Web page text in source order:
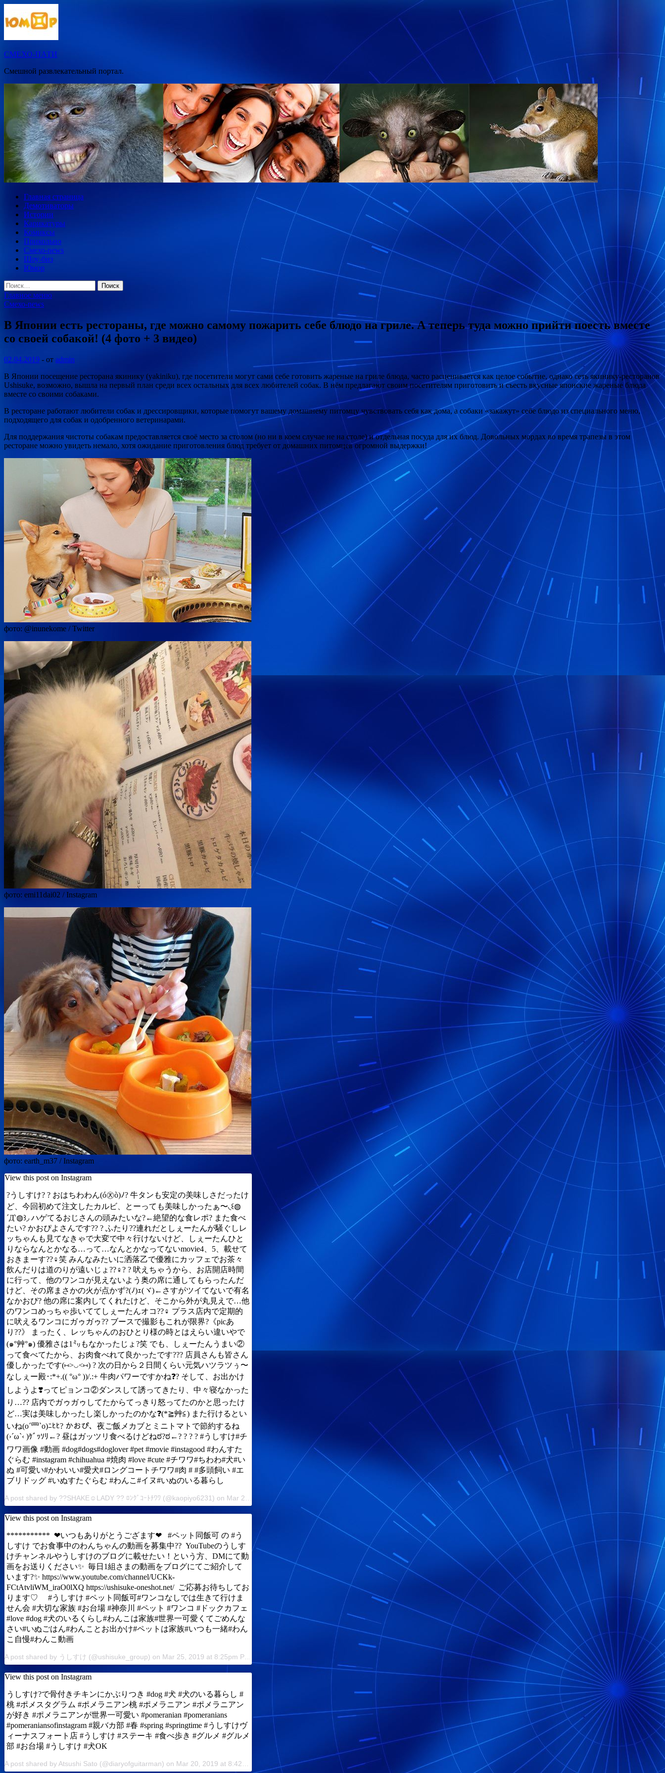
к
содержимому
СМЕХО-ПАТИ
Смешной развлекательный портал.
Главная страница
Демотиваторы
Истории
Карикатуры
Комиксы
Прикольно
Смехо-news
Шоу-биз
Юмор
Найти:
Главное меню
Смехо-news
В Японии есть рестораны, где можно самому пожарить себе блюдо на гриле. А теперь туда можно прийти поесть вместе
со своей собакой! (4 фото + 3 видео)
02.04.2019 - от admin
В Японии посещение ресторана якинику (yakiniku), где посетители могут сами себе готовить жареные на гриле блюда, часто расценивается как целое событие, однако сеть якинику-ресторанов
Ushisuke, возможно, вышла на первый план среди всех остальных для всех любителей собак. В нём предлагают своим посетителям приготовить и съесть вкусные японские жареные блюда
вместе со своими собаками.
В ресторане работают любители собак и дрессировщики, которые помогут вашему домашнему питомцу чувствовать себя как дома, а собаки «закажут» себе блюдо из специального меню,
подходящего для собак и одобренного ветеринарами.
Для поддержания чистоты собакам предоставляется своё место за столом (но ни в коем случае не на столе) и отдельная посуда для их блюд. Довольных мордах во время трапезы в этом
ресторане можно увидеть немало, хотя ожидание приготовления блюд требует от домашних питомцев огромной выдержки!
фото: @inunekome / Twitter
фото: emi11dai02 / Instagram
фото: earth_m37 / Instagram
View this post on Instagram
?うしすけ? ? おはちわわん(ó㉨ò)ﾉ? 牛タンも安定の美味しさだったけ
ど、今回初めて注文したカルビ、とーっても美味しかったぁ〜◟꒰◍
´Д‵◍꒱◞ ハゲてるおじさんの頭みたいな?←絶望的な食レポ? また食べ
たい? かおぴよさんです?? ? ふたり??連れだとしぇーたんが騒ぐしレ
ッちゃんも見てなきゃで大変で中々行けないけど、しぇーたんひと
りならなんとかなる…って…なんとかなってないmovie4、5、載せて
おきまーす??‍♀️笑 みんなみたいに洒落乙で優雅にカッフェでお茶々
飲んだりは道のりが遠いじょ??‍♀️? ? 吠えちゃうから、お店開店時間
に行って、他のワンコが見えないよう奥の席に通してもらったんだ
けど、その席まさかの火が点かず?(ﾉ)ｪ(ヾ)←さすがツイてないで有名
なかおぴ? 他の席に案内してくれたけど、そこから外が丸見えで…他
のワンコめっちゃ歩いててしぇーたんオコ??‍♀️ プラス店内で定期的
に吠えるワンコにガゥガゥ?? ブースで撮影もこれが限界?《picあ
り??》 まったく、レッちゃんのおひとり様の時とはえらい違いやで
(๑°艸°๑) 優雅さは1㍉もなかったじょ?笑 でも、しぇーたんうまい②
って食べてたから、お肉食べれて良かったです??? 店員さんも皆さん
優しかったです(⑅˃◡˂⑅) ? 次の日から２日間くらい元気ハツラツぅ〜
なしぇー殿･:*+.(( °ω° ))/.:+ 牛肉パワーですかね❓? そして、お出かけ
しようよ❣️ってピョンコ②ダンスして誘ってきたり、中々寝なかった
り…?? 店内でガゥガゥしてたからてっきり怒ってたのかと思ったけ
ど…実は美味しかったし楽しかったのかな❓(*≧艸≦) また行けるとい
いね(o´罒`o)ﾆﾋﾋ? かおぴ、夜ご飯メカブとミニトマトで節約するね
(›´ω`‹ )ｹﾞｯｿﾘ←? 昼はガッツリ食べるけどねಠ?ಠ←? ? ? ? #うしすけ#チ
ワワ画像 #動画 #dog#dogs#doglover #pet #movie #instagood #わんすた
ぐらむ #instagram #chihuahua #焼肉 #love #cute #チワワ#ちわわ#犬#い
ぬ #可愛い#かわいい#愛犬#ロングコートチワワ#肉 # #多頭飼い #エ
ブリドッグ #いぬすたぐらむ #わんこ#イヌ#いぬのいる暮らし
View this post on Instagram
*********** ❤︎いつもありがとうござます❤︎ #ペット同飯可 の #う
しすけ でお食事中のわんちゃんの動画を募集中?? YouTubeのうしす
けチャンネルやうしすけのブログに載せたい！という方、DMにて動
画をお送りください✨ 毎日1組さまの動画をブログにてご紹介して
います?✨ https://www.youtube.com/channel/UCKk-
FCtAtvliWM_iraO0lXQ https://ushisuke-oneshot.net/ ご応募お待ちしてお
ります♡ #うしすけ #ペット同飯可#ワンコなしでは生きて行けま
せん会 #大切な家族 #お台場 #神奈川 #ペット #ワンコ #ドックカフェ
#love #dog #犬のいるくらし#わんこは家族#世界一可愛くてごめんな
さい#いぬごはん#わんことお出かけ#ペットは家族#いつも一緒#わん
こ自慢#わんこ動画
View this post on Instagram
うしすけ?で骨付きチキンにかぶりつき #dog #犬 #犬のいる暮らし #
桃 #ポメスタグラム #ポメラニアン桃 #ポメラニアン #ポメラニアン
が好き #ポメラニアンが世界一可愛い #pomeranian #pomeranians
#pomeraniansofinstagram #親バカ部 #春 #spring #springtime #うしすけヴ
ィーナスフォート店 #うしすけ #ステーキ #食べ歩き #グルメ #グルメ
部 #お台場 #うしすけ #犬OK